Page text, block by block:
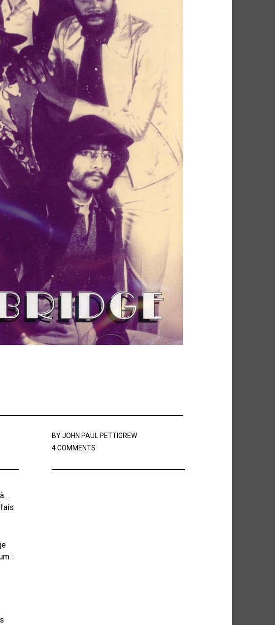
FOLK FUNK FUNK SOUL
GOSPEL
HIFI HIP HOP HIP POP
INDIE
JAZZ L'HEURE DU BILAN
METAL
NEW-WAVE NU SOUL PEOPLE
PLAYLIST
PUB ROCK RAP RATTRAPAGE
ROCK
RYTHMN AND BLUES SERIES
SOCIÉTÉ
SOUL SOUNDTRACK OF MY LIFE
BYJOHN PAUL PETTIGREW
4 COMMENTS
: